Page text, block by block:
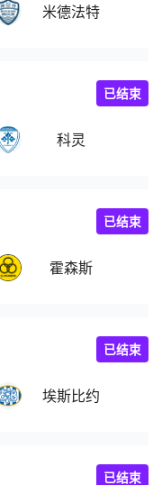
米德法特
科灵
已结束
霍森斯
已结束
埃斯比约
已结束
已结束